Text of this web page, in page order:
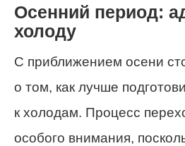
Осенний период:
холоду
С приближением осени
о том, как лучше
к холодам. Процесс
особого внимания,